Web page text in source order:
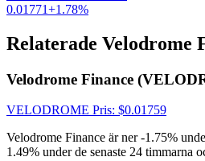
0.01771+1.78%
Relaterade Velodrome
Velodrome Finance
VELODROME Pris: $0.01759
Velodrome Finance är ner -1.75%
1.49% under de senaste 24 timmarna